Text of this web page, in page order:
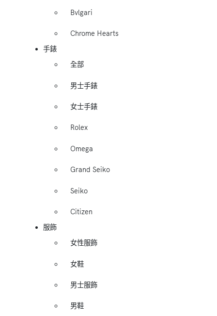
Bvlgari
Chrome Hearts
手錶
全部
男士手錶
女士手錶
Rolex
Omega
Grand Seiko
Seiko
Citizen
服飾
女性服飾
女鞋
男士服飾
男鞋